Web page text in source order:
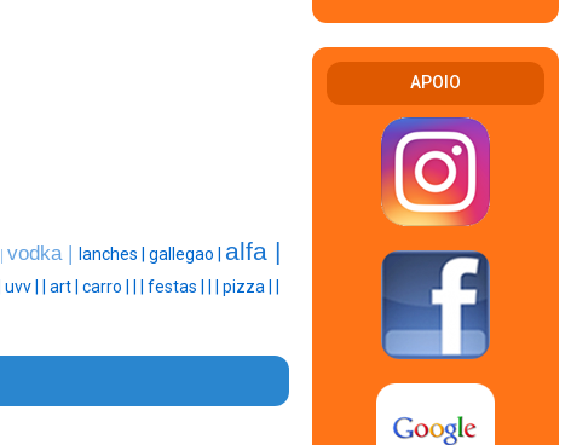
vodka | lanches | gallegao | alfa |
uvv | art | carro | festas | pizza |
APOIO